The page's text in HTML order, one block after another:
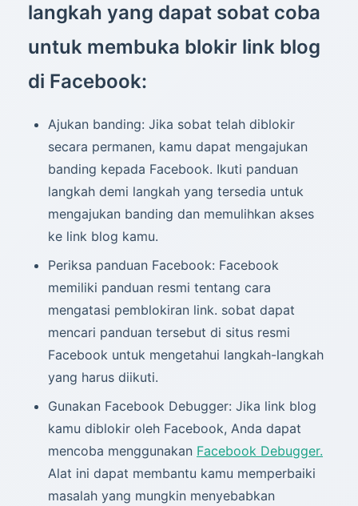
langkah yang dapat sobat coba
untuk membuka blokir link blog
di Facebook:
Ajukan banding: Jika sobat telah diblokir
secara permanen, kamu dapat mengajukan
banding kepada Facebook. Ikuti panduan
langkah demi langkah yang tersedia untuk
mengajukan banding dan memulihkan akses
ke link blog kamu.
Periksa panduan Facebook: Facebook
memiliki panduan resmi tentang cara
mengatasi pemblokiran link. sobat dapat
mencari panduan tersebut di situs resmi
Facebook untuk mengetahui langkah-langkah
yang harus diikuti.
Gunakan Facebook Debugger: Jika link blog
kamu diblokir oleh Facebook, Anda dapat
mencoba menggunakan Facebook Debugger.
Alat ini dapat membantu kamu memperbaiki
masalah yang mungkin menyebabkan